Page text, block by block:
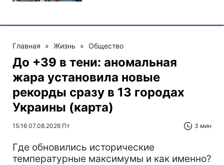
Главная » Жизнь » Общество
До +39 в тени: аномальная
жара установила новые
рекорды сразу в 13 городах
Украины (карта)
15:16 07.08.2026 Пт 3 мин
Где обновились исторические
температурные максимумы и как именно?